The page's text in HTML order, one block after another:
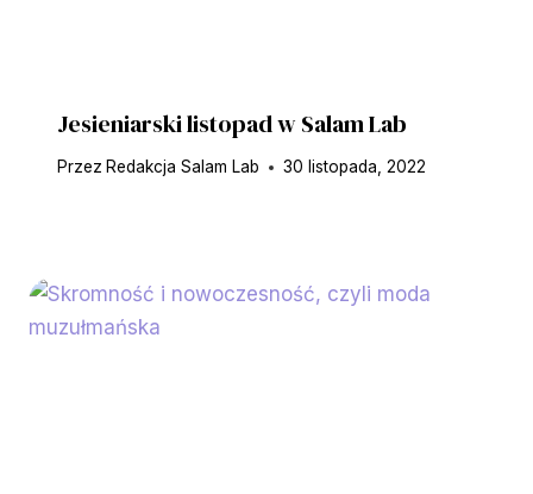
Jesieniarski listopad w Salam Lab
Przez Redakcja Salam Lab 30 listopada, 2022